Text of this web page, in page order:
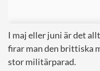
I maj eller juni är det
firar man den brittiska
stor militärparad.